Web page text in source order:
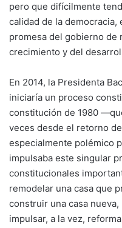
pero que difícilmente
calidad de la
promesa del gobierno de
crecimiento y del
En 2014, la Presidenta
iniciaría un proceso
constitución de 1980
veces desde el retorno
especialmente polémico
impulsaba este singular
constitucionales
remodelar una casa que
construir una casa
impulsar, a la vez,